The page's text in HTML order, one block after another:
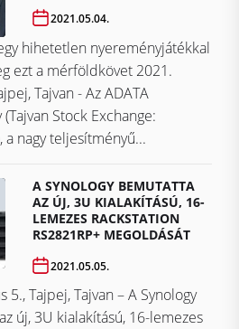
2021.05.04.
hihetetlen nyereményjátékkal
ezt a mérföldkövet ​​​​​​​2021.
Tajvan - Az ADATA
Stock Exchange:
a nagy teljesítményű...
A SYNOLOGY BEMUTATTA
AZ ÚJ, 3U KIALAKÍTÁSÚ, 16-
LEMEZES RACKSTATION
RS2821RP+ MEGOLDÁSÁT
2021.05.05.
5., Tajpej, Tajvan – A Synology
új, 3U kialakítású, 16-lemezes